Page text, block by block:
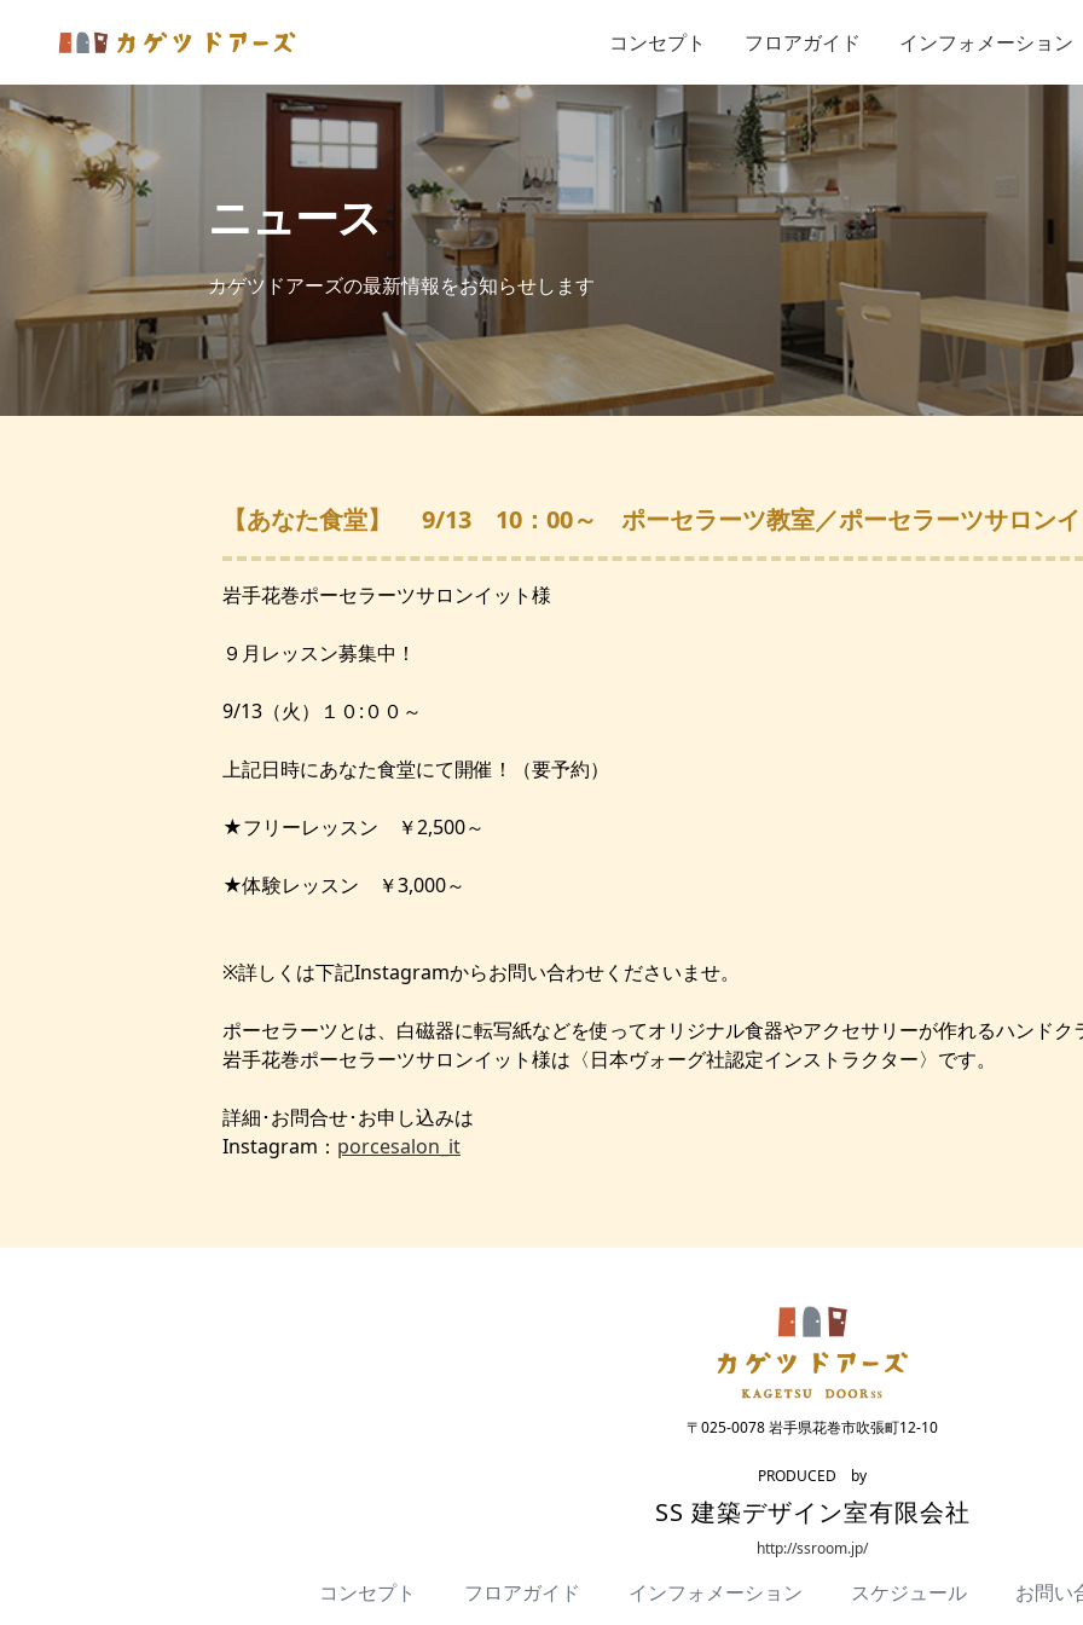
コンセプト フロアガイド インフォメーション
ニュース
カゲツドアーズの最新情報をお知らせします
【あなた食堂】 9/13 10：00～ ポーセラーツ教室／ポーセラーツサロン
岩手花巻ポーセラーツサロンイット様
９月レッスン募集中！
9/13（火）１０:００～
上記日時にあなた食堂にて開催！（要予約）
★フリーレッスン ￥2,500～
★体験レッスン ￥3,000～
※詳しくは下記Instagramからお問い合わせくださいませ。
ポーセラーツとは、白磁器に転写紙などを使ってオリジナル食器やアクセサリーが作れるハンドク
岩手花巻ポーセラーツサロンイット様は〈日本ヴォーグ社認定インストラクター〉です。
詳細･お問合せ･お申し込みは
Instagram： porcesalon_it
〒025-0078 岩手県花巻市吹張町12-10
PRODUCED by
SS 建築デザイン室有限会社
http://ssroom.jp/
コンセプト フロアガイド インフォメーション スケジュール お問い